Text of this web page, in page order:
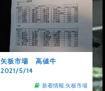
矢板市場 高値牛
2021/5/14
新着情報,矢板市場